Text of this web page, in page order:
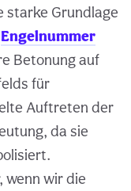
starke Grundlage
Engelnummer
Betonung auf
für
Auftreten der
da sie
wenn wir die